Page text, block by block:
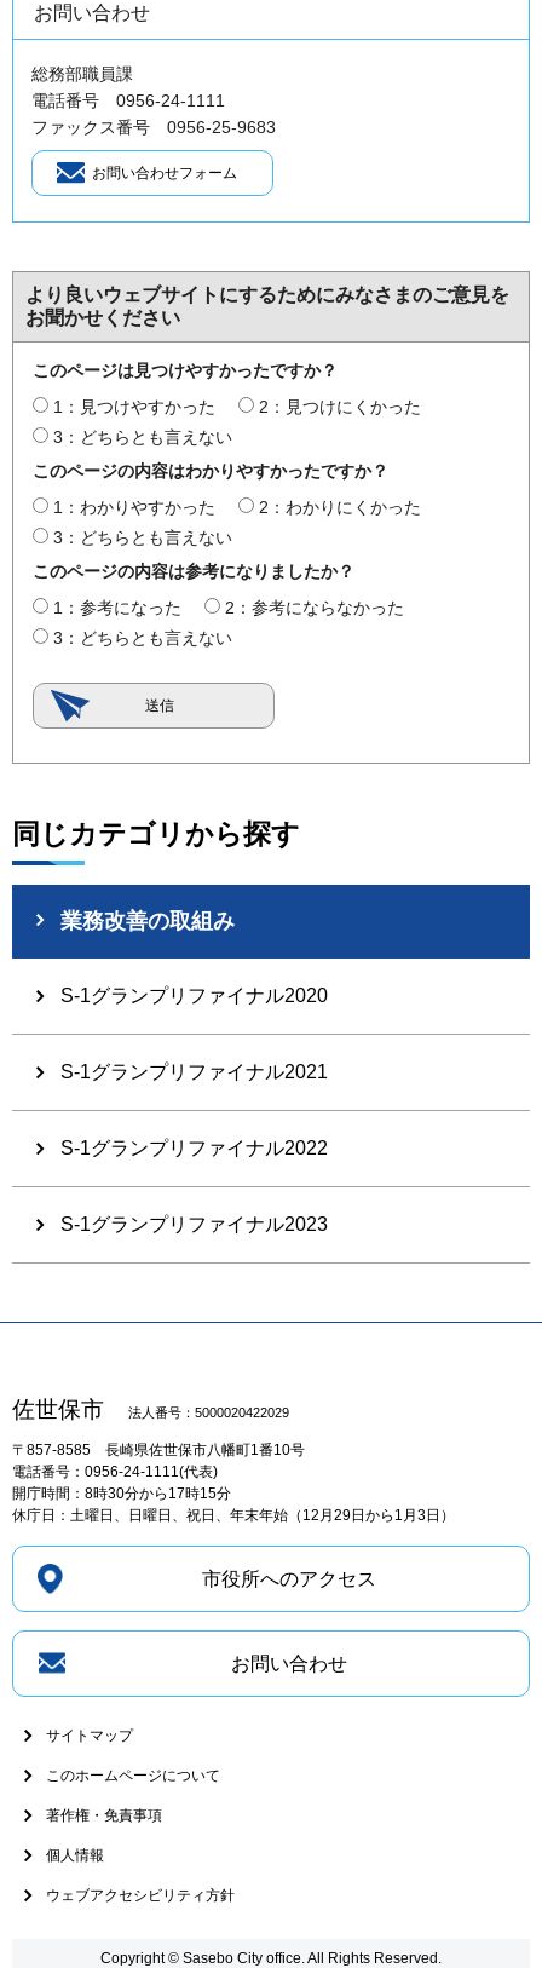
お問い合わせ
総務部職員課
電話番号 0956-24-1111
ファックス番号 0956-25-9683
より良いウェブサイトにするためにみなさまのご意見を
お聞かせください
このページは見つけやすかったですか？
1：見つけやすかった
2：見つけにくかった
3：どちらとも言えない
このページの内容はわかりやすかったですか？
1：わかりやすかった
2：わかりにくかった
3：どちらとも言えない
このページの内容は参考になりましたか？
1：参考になった
2：参考にならなかった
3：どちらとも言えない
同じカテゴリから探す
業務改善の取組み
S-1グランプリファイナル2020
S-1グランプリファイナル2021
S-1グランプリファイナル2022
S-1グランプリファイナル2023
佐世保市 法人番号：5000020422029
〒857-8585 長崎県佐世保市八幡町1番10号
電話番号：0956-24-1111(代表)
開庁時間：8時30分から17時15分
休庁日：土曜日、日曜日、祝日、年末年始（12月29日から1月3日）
市役所へのアクセス
お問い合わせ
サイトマップ
このホームページについて
著作権・免責事項
個人情報
ウェブアクセシビリティ方針
Copyright © Sasebo City office. All Rights Reserved.